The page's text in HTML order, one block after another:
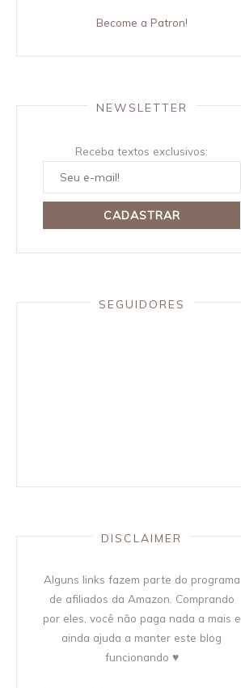
Become a Patron!
NEWSLETTER
Receba textos exclusivos:
SEGUIDORES
DISCLAIMER
Alguns links fazem parte do programa
de afiliados da Amazon. Comprando
por eles, você não paga nada a mais e
ainda ajuda a manter este blog
funcionando ♥